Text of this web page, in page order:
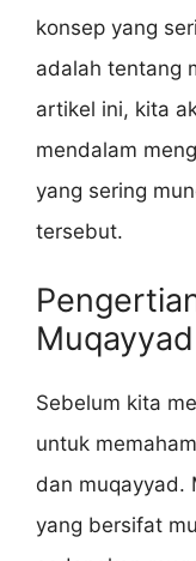
konsep yang
adalah tentang
artikel ini, kita
mendalam
yang sering
tersebut.
Muqayyad
Sebelum kita
untuk
dan muqayyad.
yang bersifat